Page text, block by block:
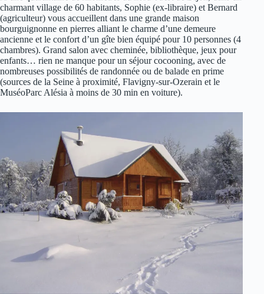
charmant village de 60 habitants, Sophie (ex-libraire) et Bernard
(agriculteur) vous accueillent dans une grande maison
bourguignonne en pierres alliant le charme d’une demeure
ancienne et le confort d’un gîte bien équipé pour 10 personnes (4
chambres). Grand salon avec cheminée, bibliothèque, jeux pour
enfants… rien ne manque pour un séjour cocooning, avec de
nombreuses possibilités de randonnée ou de balade en prime
(sources de la Seine à proximité, Flavigny-sur-Ozerain et le
MuséoParc Alésia à moins de 30 min en voiture).